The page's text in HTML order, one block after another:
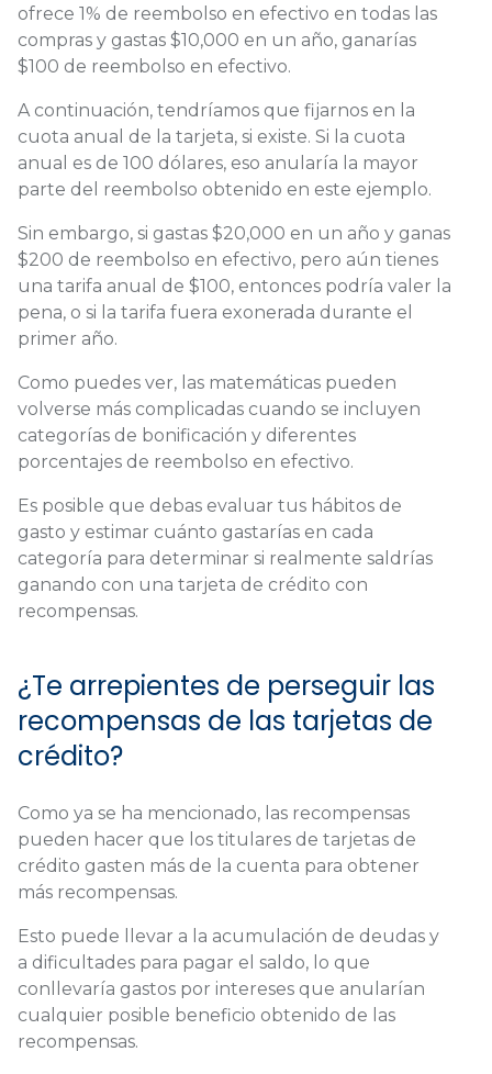
ofrece 1% de reembolso en efectivo en todas las
compras y gastas $10,000 en un año, ganarías
$100 de reembolso en efectivo.
A continuación, tendríamos que fijarnos en la
cuota anual de la tarjeta, si existe. Si la cuota
anual es de 100 dólares, eso anularía la mayor
parte del reembolso obtenido en este ejemplo.
Sin embargo, si gastas $20,000 en un año y ganas
$200 de reembolso en efectivo, pero aún tienes
una tarifa anual de $100, entonces podría valer la
pena, o si la tarifa fuera exonerada durante el
primer año.
Como puedes ver, las matemáticas pueden
volverse más complicadas cuando se incluyen
categorías de bonificación y diferentes
porcentajes de reembolso en efectivo.
Es posible que debas evaluar tus hábitos de
gasto y estimar cuánto gastarías en cada
categoría para determinar si realmente saldrías
ganando con una tarjeta de crédito con
recompensas.
¿Te arrepientes de perseguir las
recompensas de las tarjetas de
crédito?
Como ya se ha mencionado, las recompensas
pueden hacer que los titulares de tarjetas de
crédito gasten más de la cuenta para obtener
más recompensas.
Esto puede llevar a la acumulación de deudas y
a dificultades para pagar el saldo, lo que
conllevaría gastos por intereses que anularían
cualquier posible beneficio obtenido de las
recompensas.